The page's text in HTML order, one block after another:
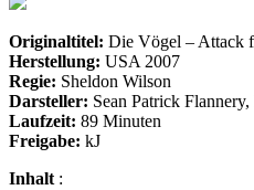
Originaltitel: Die Vögel – Attack
Herstellung: USA 2007
Regie: Sheldon Wilson
Darsteller: Sean Patrick
Laufzeit: 89 Minuten
Freigabe: kJ
Inhalt :